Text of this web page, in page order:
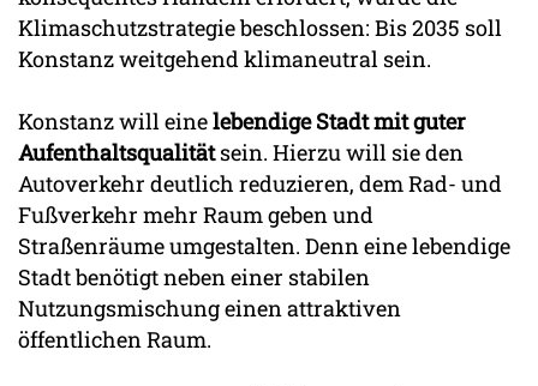
Klimaschutzstrategie beschlossen: Bis 2035 soll
Konstanz weitgehend klimaneutral sein.
Konstanz will einelebendige Stadt mit guter
Aufenthaltsqualitätsein. Hierzu will sie den
Autoverkehr deutlich reduzieren, dem Rad- und
Fußverkehr mehr Raum geben und
Straßenräume umgestalten. Denn eine lebendige
Stadt benötigt neben einer stabilen
Nutzungsmischung einen attraktiven
öffentlichen Raum.